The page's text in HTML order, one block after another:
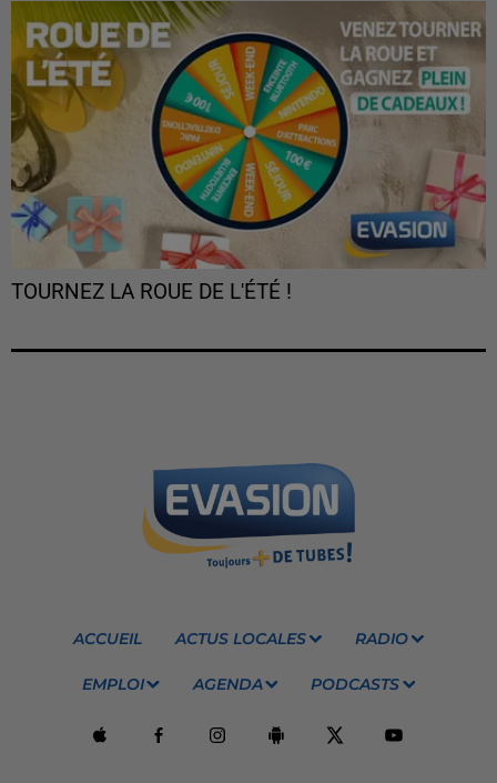
TOURNEZ LA ROUE DE L'ÉTÉ !
ACCUEIL ACTUS LOCALES RADIO
EMPLOI AGENDA PODCASTS